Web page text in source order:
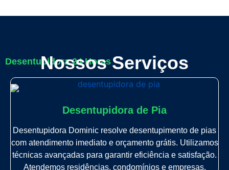
Desentupidora 24 Horas
Nossos Serviços
Desentupidora de Pia
Desentupidora Dominic resolve desentupimento de pias
com atendimento imediato e orçamento grátis. Utilizamos
técnicas avançadas para garantir eficiência e satisfação.
Atendemos residências, condomínios e empresas.